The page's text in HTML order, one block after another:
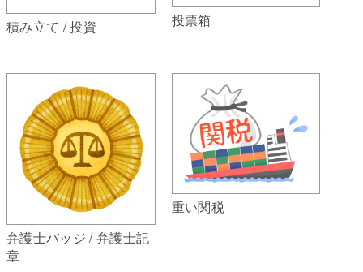
積み立て / 投資 投票箱
弁護士バッジ / 弁護士記
章
重い関税